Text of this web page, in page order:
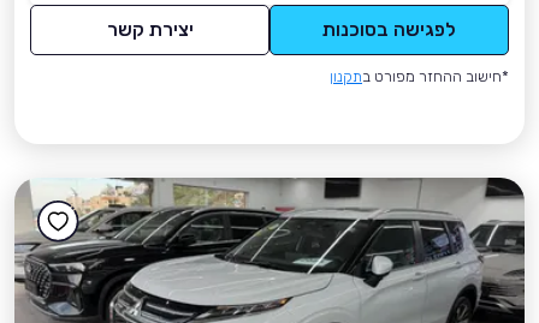
לפגישה בסוכנות יצירת קשר
*חישוב ההחזר מפורט בתקנון